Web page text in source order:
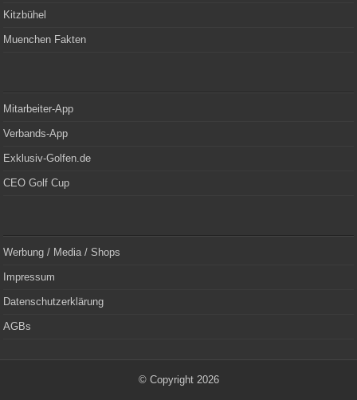
Kitzbühel
Muenchen Fakten
Mitarbeiter-App
Verbands-App
Exklusiv-Golfen.de
CEO Golf Cup
Werbung / Media / Shops
Impressum
Datenschutzerklärung
AGBs
© Copyright 2026